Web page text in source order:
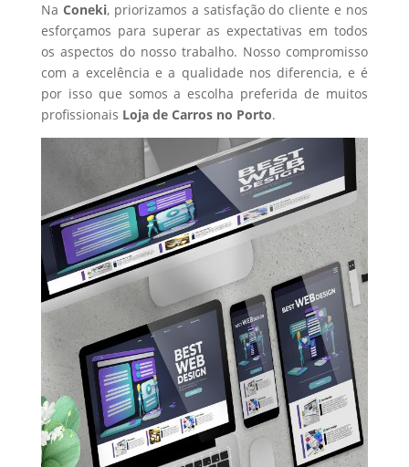
Na Coneki, priorizamos a satisfação do cliente e nos
esforçamos para superar as expectativas em todos
os aspectos do nosso trabalho. Nosso compromisso
com a excelência e a qualidade nos diferencia, e é
por isso que somos a escolha preferida de muitos
profissionais Loja de Carrosno Porto.